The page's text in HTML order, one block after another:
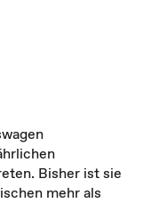
Bisher ist sie
mehr als